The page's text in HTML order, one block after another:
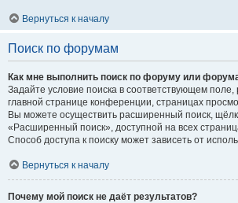
Вернуться к началу
Поиск по форумам
Как мне выполнить поиск по форуму или
Задайте условие поиска в соответствующем
главной странице конференции, страницах
Вы можете осуществить расширенный поиск,
«Расширенный поиск», доступной на всех
Способ доступа к поиску может зависеть от
Вернуться к началу
Почему мой поиск не даёт результатов?